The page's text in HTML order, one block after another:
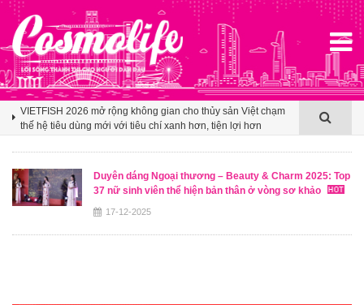
Klook hé lộ khoảng trống cảm ơn trong văn hóa du lịch nhóm
của người Việt
VIETFISH 2026 mở rộng không gian cho thủy sản Việt chạm
thế hệ tiêu dùng mới với tiêu chí xanh hơn, tiện lợi hơn
Booking.com x Mille Mille biến ly cà phê thành tấm vé mở lối
du lịch Việt
Klook hé lộ khoảng trống cảm ơn trong văn hóa du lịch nhóm
Duyên dáng Ngoại thương – Beauty & Charm 2025: Top
37 nữ sinh viên thể hiện bản thân ở vòng sơ khảo
17-12-2025